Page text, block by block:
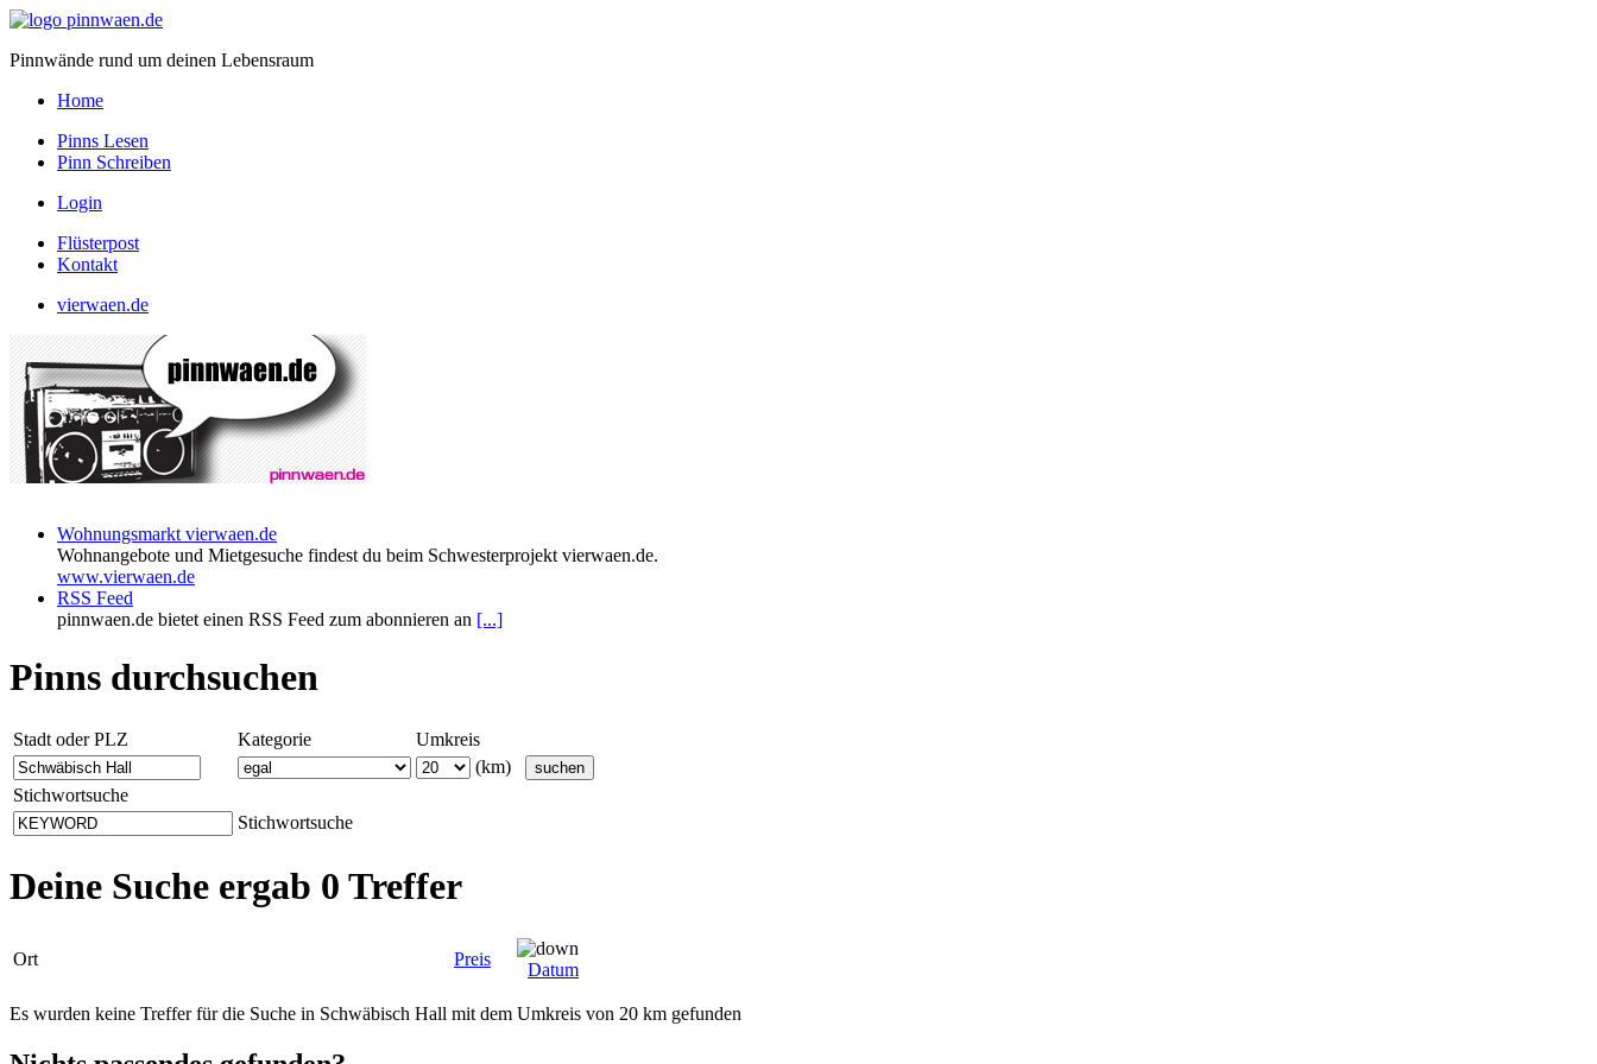
Pinnwände rund um deinen Lebensraum
Home
Pinns Lesen
Pinn Schreiben
Login
Flüsterpost
Kontakt
vierwaen.de
Wohnungsmarkt vierwaen.de
Wohnangebote und Mietgesuche findest du beim Schwesterprojekt vierwaen.de.
www.vierwaen.de
RSS Feed
pinnwaen.de bietet einen RSS Feed zum abonnieren an [...]
Pinns durchsuchen
Stadt oder PLZ Kategorie
Umkreis
(km)
Stichwortsuche
Stichwortsuche
Deine Suche ergab 0 Treffer
Ort Preis
Datum
Es wurden keine Treffer für die Suche in Schwäbisch Hall mit dem Umkreis von 20 km gefunden